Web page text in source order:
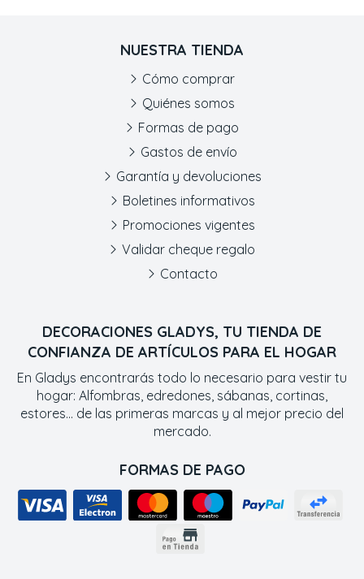
DECORACIONES GLADYS, TU TIENDA DE
CONFIANZA DE ARTÍCULOS PARA EL HOGAR
En Gladys encontrarás todo lo necesario para vestir tu
hogar: Alfombras, edredones, sábanas, cortinas,
estores... de las primeras marcas y al mejor precio del
mercado.
FORMAS DE PAGO
NUESTRA TIENDA
Cómo comprar
Quiénes somos
Formas de pago
Gastos de envío
Garantía y devoluciones
Boletines informativos
Promociones vigentes
Validar cheque regalo
Contacto